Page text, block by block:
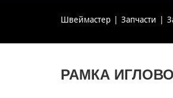
Швеймастер Запчасти
РАМКА